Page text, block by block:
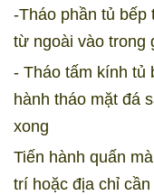
-Tháo phần tủ
từ ngoài vào trong
- Tháo tấm kính tủ
hành tháo mặt đá
xong
Tiến hành quấn
trí hoặc địa chỉ